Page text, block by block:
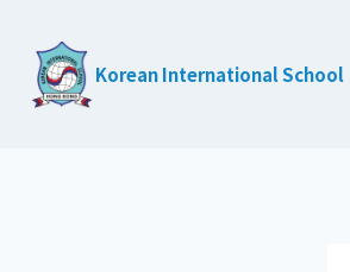
content
Korean International School